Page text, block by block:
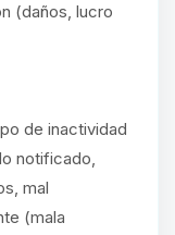
(daños, lucro
de inactividad
notificado,
mal
(mala